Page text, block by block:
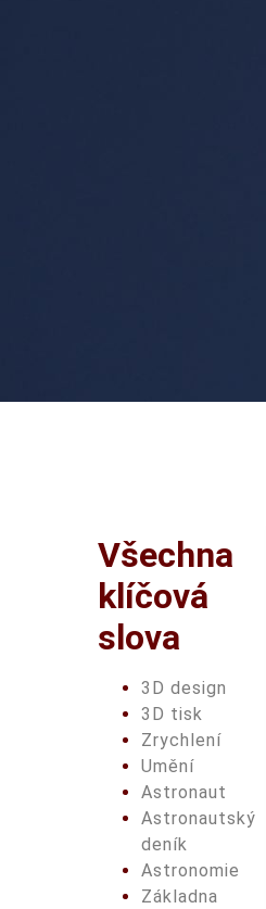
Všechna
klíčová
slova
3D design
3D tisk
Zrychlení
Umění
Astronaut
Astronautský
deník
Astronomie
Základna